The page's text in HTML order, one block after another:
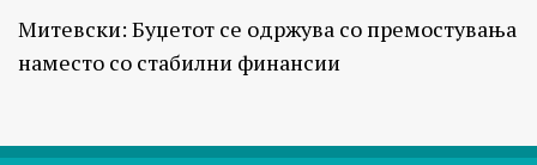
Митевски: Буџетот се одржува со премостувања
наместо со стабилни финансии